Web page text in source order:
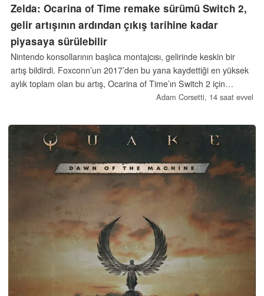
Zelda: Ocarina of Time remake sürümü Switch 2,
gelir artışının ardından çıkış tarihine kadar
piyasaya sürülebilir
Nintendo konsollarının başlıca montajcısı, gelirinde keskin bir
artış bildirdi. Foxconn’un 2017’den bu yana kaydettiği en yüksek
aylık toplam olan bu artış, Ocarina of Time’ın Switch 2 için
yeniden yapım sürümü çıkacağına dair söylentilerin ardından
Controller’ın da çıkması bekleniyor.
Adam Corsetti, 14 saat evvel